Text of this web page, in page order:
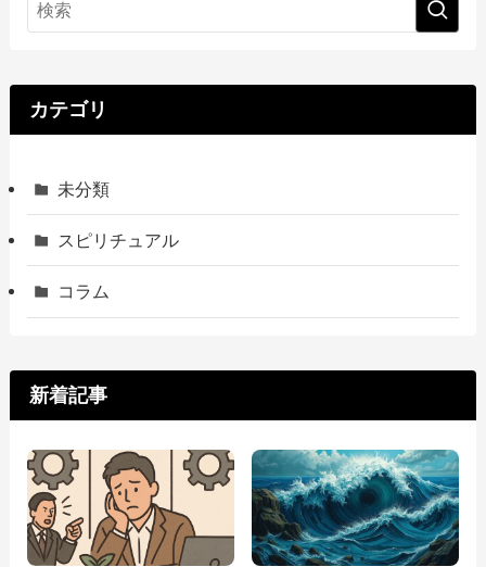
カテゴリ
未分類
スピリチュアル
コラム
新着記事